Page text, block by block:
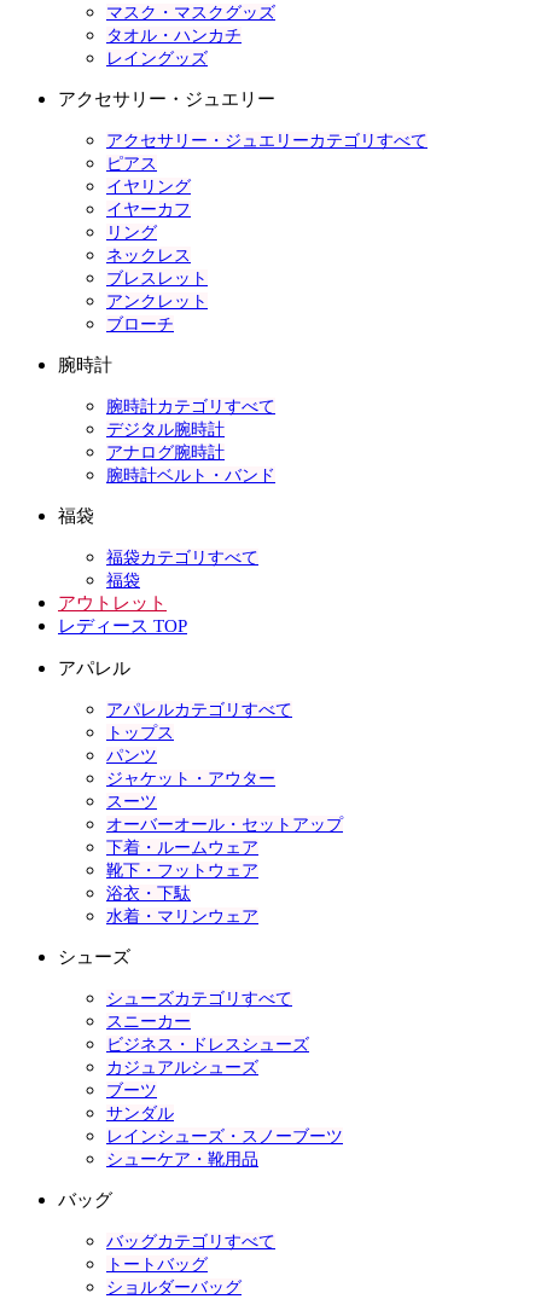
マスク・マスクグッズ
タオル・ハンカチ
レイングッズ
アクセサリー・ジュエリー
アクセサリー・ジュエリーカテゴリすべて
ピアス
イヤリング
イヤーカフ
リング
ネックレス
ブレスレット
アンクレット
ブローチ
腕時計
腕時計カテゴリすべて
デジタル腕時計
アナログ腕時計
腕時計ベルト・バンド
福袋
福袋カテゴリすべて
福袋
アウトレット
レディース TOP
アパレル
アパレルカテゴリすべて
トップス
パンツ
ジャケット・アウター
スーツ
オーバーオール・セットアップ
下着・ルームウェア
靴下・フットウェア
浴衣・下駄
水着・マリンウェア
シューズ
シューズカテゴリすべて
スニーカー
ビジネス・ドレスシューズ
カジュアルシューズ
ブーツ
サンダル
レインシューズ・スノーブーツ
シューケア・靴用品
バッグ
バッグカテゴリすべて
トートバッグ
ショルダーバッグ